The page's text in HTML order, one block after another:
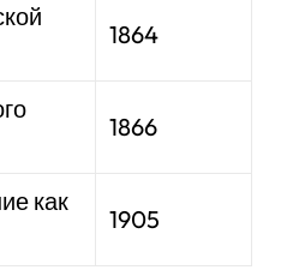
1864
1866
как
1905